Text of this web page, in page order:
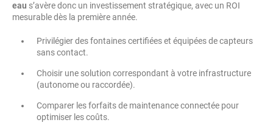
eau s’avère donc un investissement stratégique, avec un ROI
mesurable dès la première année.
Privilégier des fontaines certifiées et équipées de capteurs
sans contact.
Choisir une solution correspondant à votre infrastructure
(autonome ou raccordée).
Comparer les forfaits de maintenance connectée pour
optimiser les coûts.